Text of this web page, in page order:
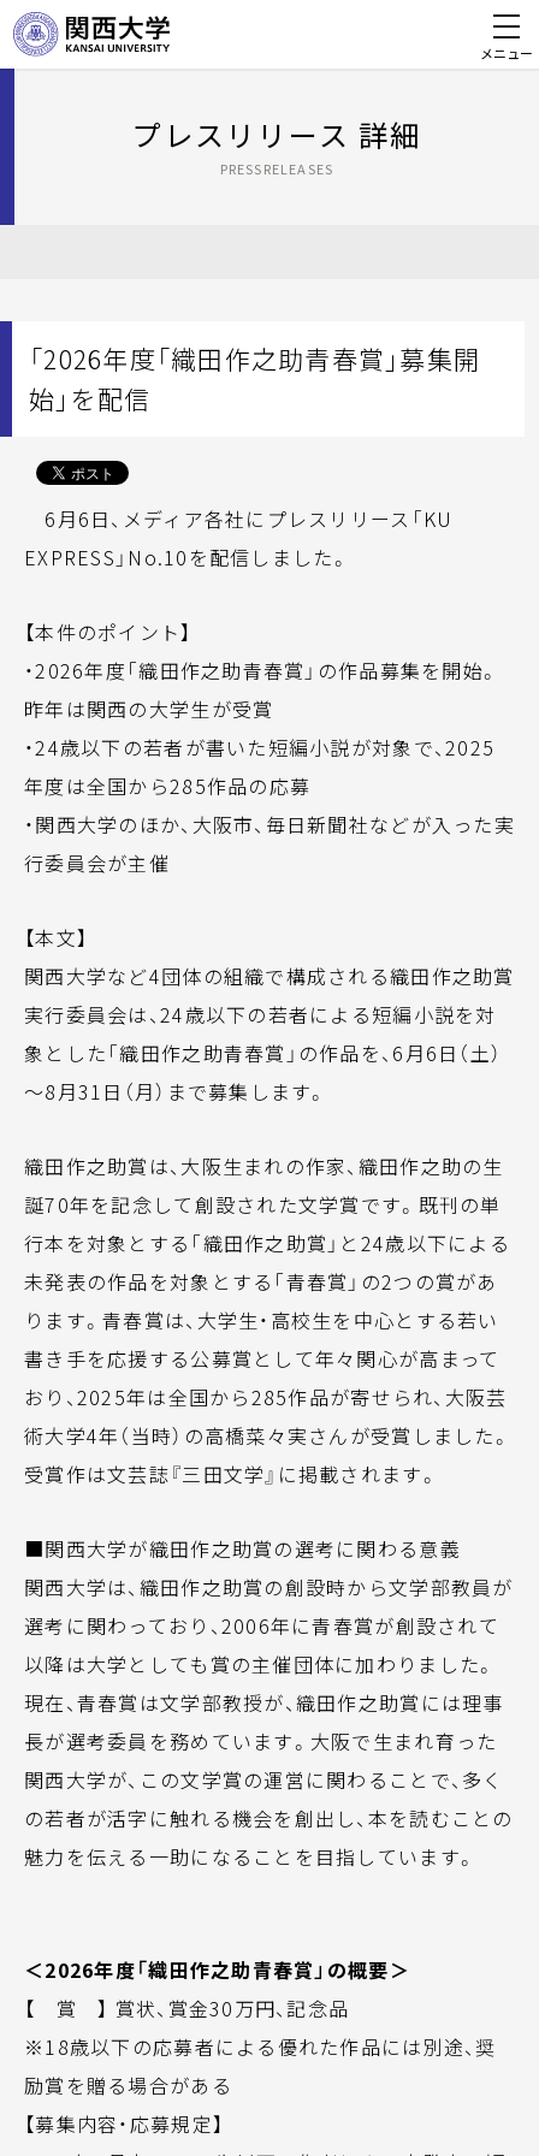
メニュー
プレスリリース 詳細
PRESSRELEASES
「2026年度「織田作之助青春賞」募集開
始」を配信
6月6日、メディア各社にプレスリリース「KU
EXPRESS」No.10を配信しました。
【本件のポイント】
・2026年度「織田作之助青春賞」の作品募集を開始。
昨年は関西の大学生が受賞
・24歳以下の若者が書いた短編小説が対象で、2025
年度は全国から285作品の応募
・関西大学のほか、大阪市、毎日新聞社などが入った実
行委員会が主催
【本文】
関西大学など4団体の組織で構成される織田作之助賞
実行委員会は、24歳以下の若者による短編小説を対
象とした「織田作之助青春賞」の作品を、6月6日（土）
～8月31日（月）まで募集します。
織田作之助賞は、大阪生まれの作家、織田作之助の生
誕70年を記念して創設された文学賞です。既刊の単
行本を対象とする「織田作之助賞」と24歳以下による
未発表の作品を対象とする「青春賞」の2つの賞があ
ります。青春賞は、大学生・高校生を中心とする若い
書き手を応援する公募賞として年々関心が高まって
おり、2025年は全国から285作品が寄せられ、大阪芸
術大学4年（当時）の高橋菜々実さんが受賞しました。
受賞作は文芸誌『三田文学』に掲載されます。
■関西大学が織田作之助賞の選考に関わる意義
関西大学は、織田作之助賞の創設時から文学部教員が
選考に関わっており、2006年に青春賞が創設されて
以降は大学としても賞の主催団体に加わりました。
現在、青春賞は文学部教授が、織田作之助賞には理事
長が選考委員を務めています。大阪で生まれ育った
関西大学が、この文学賞の運営に関わることで、多く
の若者が活字に触れる機会を創出し、本を読むことの
魅力を伝える一助になることを目指しています。
＜2026年度「織田作之助青春賞」の概要＞
【 賞 】 賞状、賞金30万円、記念品
※18歳以下の応募者による優れた作品には別途、奨
励賞を贈る場合がある
【募集内容・応募規定】